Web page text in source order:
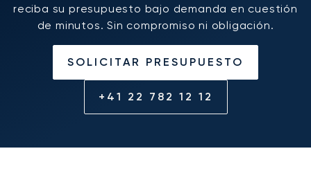
reciba su presupuesto bajo demanda en cuestión
de minutos. Sin compromiso ni obligación.
SOLICITAR PRESUPUESTO
+41 22 782 12 12